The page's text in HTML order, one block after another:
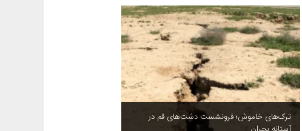
ترک‌های خاموش؛ فرونشست دشت‌های قم در